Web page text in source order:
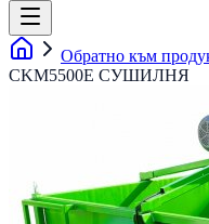
Обратно към
CKM5500E СУШИЛНЯ